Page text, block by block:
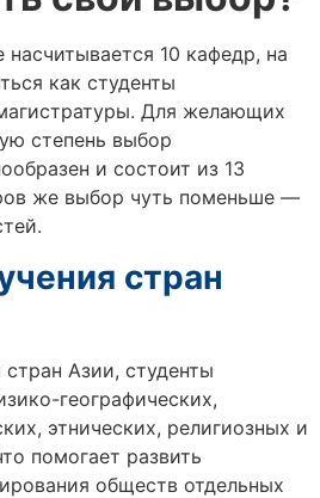
насчитывается 10 кафедр, на
как студенты
Для желающих
степень выбор
и состоит из 13
же выбор чуть поменьше —
стран
Азии, студенты
географических,
этнических, религиозных и
помогает развить
обществ отдельных